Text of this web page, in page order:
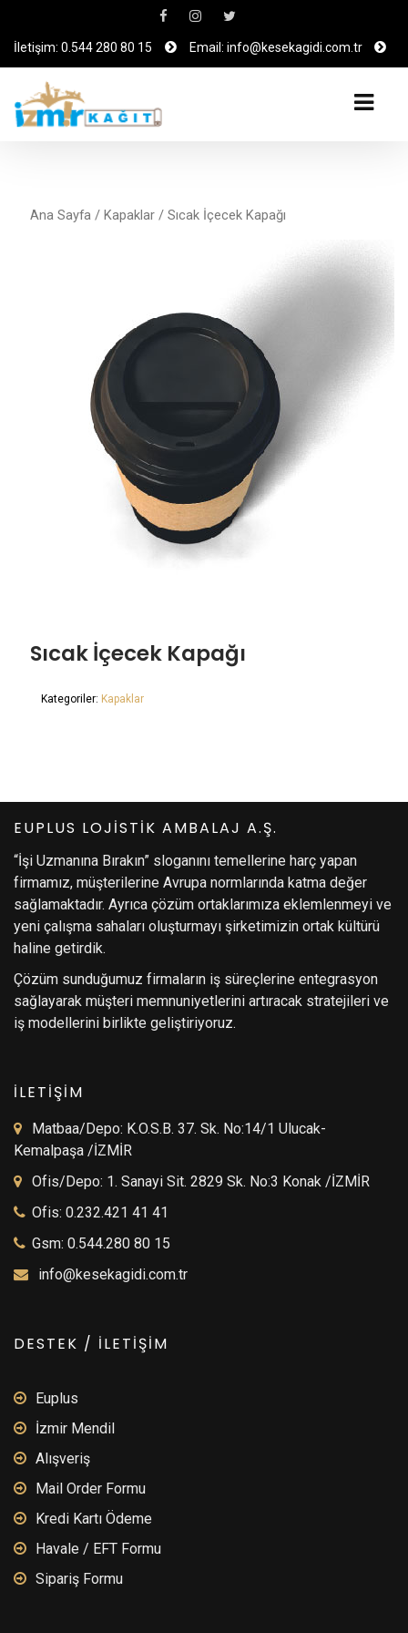
İletişim: 0.544 280 80 15 Email: info@kesekagidi.com.tr
Ana Sayfa / Kapaklar / Sıcak İçecek Kapağı
Sıcak İçecek Kapağı
Kategoriler: Kapaklar
EUPLUS LOJİSTİK AMBALAJ A.Ş.
“İşi Uzmanına Bırakın” sloganını temellerine harç yapan
firmamız, müşterilerine Avrupa normlarında katma değer
sağlamaktadır. Ayrıca çözüm ortaklarımıza eklemlenmeyi ve
yeni çalışma sahaları oluşturmayı şirketimizin ortak kültürü
haline getirdik.
Çözüm sunduğumuz firmaların iş süreçlerine entegrasyon
sağlayarak müşteri memnuniyetlerini artıracak stratejileri ve
iş modellerini birlikte geliştiriyoruz.
İLETİŞİM
Matbaa/Depo: K.O.S.B. 37. Sk. No:14/1 Ulucak-
Kemalpaşa /İZMİR
Ofis/Depo: 1. Sanayi Sit. 2829 Sk. No:3 Konak /İZMİR
Ofis: 0.232.421 41 41
Gsm: 0.544.280 80 15
info@kesekagidi.com.tr
DESTEK / İLETİŞİM
Euplus
İzmir Mendil
Alışveriş
Mail Order Formu
Kredi Kartı Ödeme
Havale / EFT Formu
Sipariş Formu